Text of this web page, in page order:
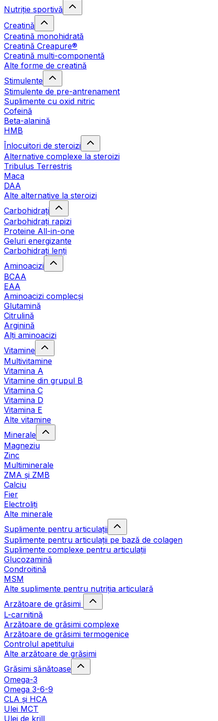
Nutriție sportivă
Creatină
Creatină monohidrată
Creatină Creapure®
Creatină multi-componentă
Alte forme de creatină
Stimulente
Stimulente de pre-antrenament
Suplimente cu oxid nitric
Cofeină
Beta-alanină
HMB
Înlocuitori de steroizi
Alternative complexe la steroizi
Tribulus Terrestris
Maca
DAA
Alte alternative la steroizi
Carbohidrați
Carbohidrați rapizi
Proteine All-in-one
Geluri energizante
Carbohidrați lenți
Aminoacizi
BCAA
EAA
Aminoacizi complecși
Glutamină
Citrulină
Arginină
Alți aminoacizi
Vitamine
Multivitamine
Vitamina A
Vitamine din grupul B
Vitamina C
Vitamina D
Vitamina E
Alte vitamine
Minerale
Magneziu
Zinc
Multiminerale
ZMA și ZMB
Calciu
Fier
Electroliți
Alte minerale
Suplimente pentru articulații
Suplimente pentru articulații pe bază de colagen
Suplimente complexe pentru articulații
Glucozamină
Condroitină
MSM
Alte suplimente pentru nutriția articulară
Arzătoare de grăsimi
L-carnitină
Arzătoare de grăsimi complexe
Arzătoare de grăsimi termogenice
Controlul apetitului
Alte arzătoare de grăsimi
Grăsimi sănătoase
Omega-3
Omega 3-6-9
CLA şi HCA
Ulei MCT
Ulei de krill